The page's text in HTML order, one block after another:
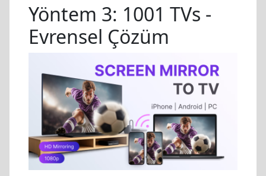
Yöntem 3: 1001 TVs -
Evrensel Çözüm